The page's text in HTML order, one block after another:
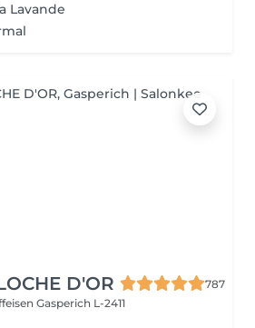
Lavande
D'OR
787
Gasperich L-2411